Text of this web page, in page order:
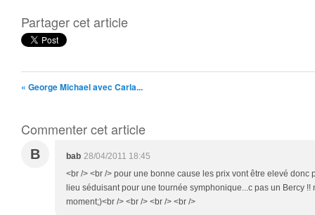
Partager cet article
« George Michael avec Carla...
Commenter cet article
B bab 28/04/2011 18:45
<br /> <br /> pour une bonne cause les prix vont être elevé donc
lieu séduisant pour une tournée symphonique...c pas un Bercy !!
moment;)<br /> <br /> <br /> <br />